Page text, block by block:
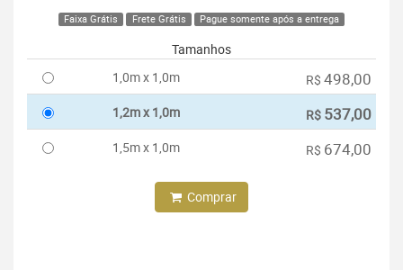
Faixa Grátis Frete Grátis Pague somente após a entrega
Tamanhos
1,0m x 1,0m
R$ 498,00
1,2m x 1,0m R$ 537,00
1,5m x 1,0m R$ 674,00
Comprar